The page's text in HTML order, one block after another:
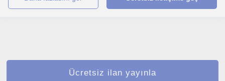
Ücretsiz ilan yayınla